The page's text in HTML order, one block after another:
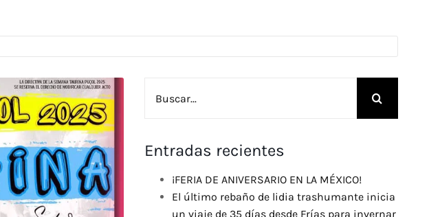
Entradas recientes
¡FERIA DE ANIVERSARIO EN LA MÉXICO!
El último rebaño de lidia trashumante inicia
un viaje de 35 días desde Frías para invernar